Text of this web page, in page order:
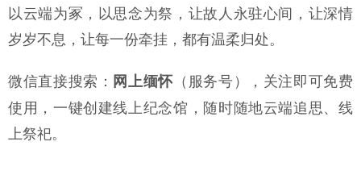
以云端为冢，以思念为祭，让故人永驻心间，让深情
岁岁不息，让每一份牵挂，都有温柔归处。
微信直接搜索： 网上缅怀 （服务号），关注即可免费
使用，一键创建线上纪念馆，随时随地云端追思、线
上祭祀。